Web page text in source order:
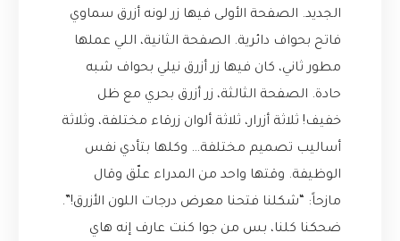
الجديد. الصفحة الأولى فيها زر لونه أزرق سماوي
فاتح بحواف دائرية. الصفحة الثانية، اللي عملها
مطور ثاني، كان فيها زر أزرق نيلي بحواف شبه
حادة. الصفحة الثالثة، زر أزرق بحري مع ظل
خفيف! ثلاثة أزرار، ثلاثة ألوان زرقاء مختلفة، وثلاثة
أساليب تصميم مختلفة… وكلها بتأدي نفس
الوظيفة. وقتها واحد من المدراء علّق وقال
مازحاً: “شكلنا فتحنا معرض درجات اللون الأزرق!”.
ضحكنا كلنا، بس من جوا كنت عارف إنه هاي